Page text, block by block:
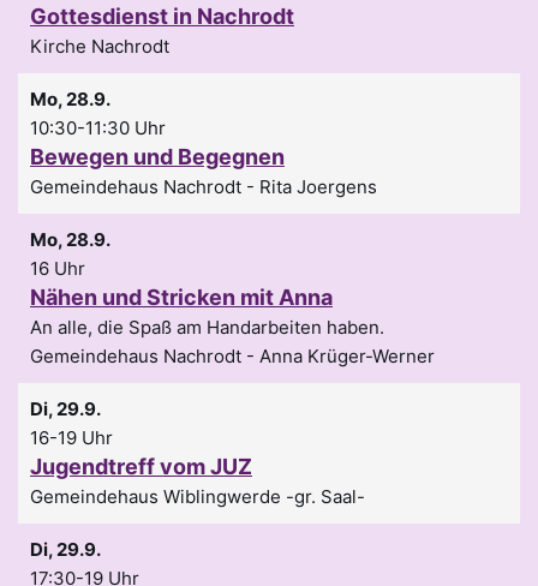
Gottesdienst in Nachrodt
Kirche Nachrodt
Mo, 28.9.
10:30-11:30 Uhr
Bewegen und Begegnen
Gemeindehaus Nachrodt Rita Joergens
Mo, 28.9.
16 Uhr
Nähen und Stricken mit Anna
An alle, die Spaß am Handarbeiten haben.
Gemeindehaus Nachrodt
Anna Krüger-Werner
Di, 29.9.
16-19 Uhr
Jugendtreff vom JUZ
Gemeindehaus Wiblingwerde -gr. Saal-
Di, 29.9.
17:30-19 Uhr